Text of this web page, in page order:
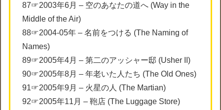
87☞2003年6月 – 空のあなたの道へ (Way in the
Middle of the Air)
88☞2004-05年 – 名前をつける (The Naming of
Names)
89☞2005年4月 – 第二のアッシャー邸 (Usher II)
90☞2005年8月 – 年老いた人たち (The Old Ones)
91☞2005年9月 – 火星の人 (The Martian)
92☞2005年11月 – 鞄店 (The Luggage Store)